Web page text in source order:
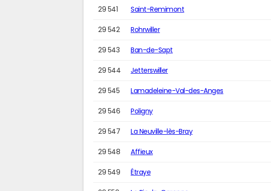
29 541 Saint-Remimont
29 542 Rohrwiller
29 543 Ban-de-Sapt
29 544 Jetterswiller
29 545 Lamadeleine-Val-des-Anges
29 546 Poligny
29 547 La Neuville-lès-Bray
29 548 Affieux
29 549 Étraye